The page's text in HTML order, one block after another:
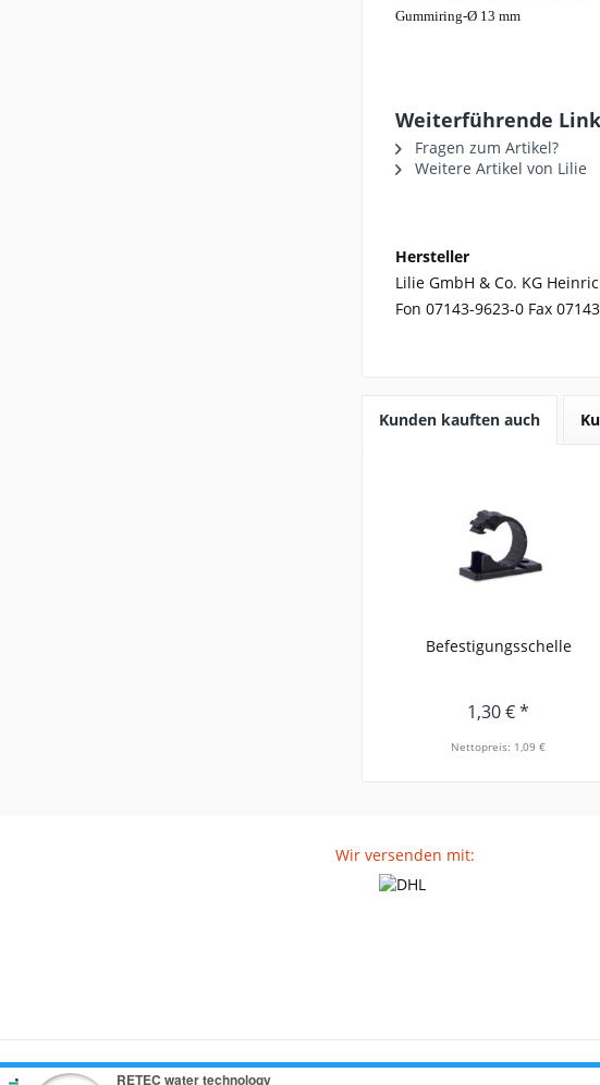
Gummiring-Ø 13 mm
Weiterführende
Fragen zum Artikel?
Weitere Artikel von Lilie
Hersteller
Lilie GmbH & Co. KG
Fon 07143-9623-0 Fax
Kunden kauften auch
Befestigungsschelle
1,30 € *
Nettopreis: 1,09 €
Wir versenden mit: